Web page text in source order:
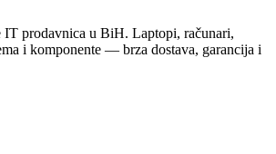
IT prodavnica u BiH. Laptopi, računari,
i komponente — brza dostava, garancija i